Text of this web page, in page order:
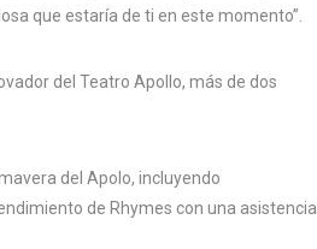
que estaría de ti en este momento”.
del Teatro Apollo, más de dos
del Apolo, incluyendo
de Rhymes con una asistencia